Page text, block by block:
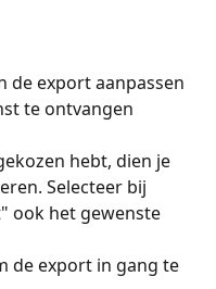
de export aanpassen
te ontvangen
hebt, dien je
Selecteer bij
ook het gewenste
de export in gang te